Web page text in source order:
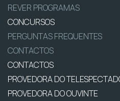
REVER PROGRAMAS
CONCURSOS
PERGUNTAS FREQUENTES
CONTACTOS
CONTACTOS
PROVEDORA DO
PROVEDORA DO OUVINTE